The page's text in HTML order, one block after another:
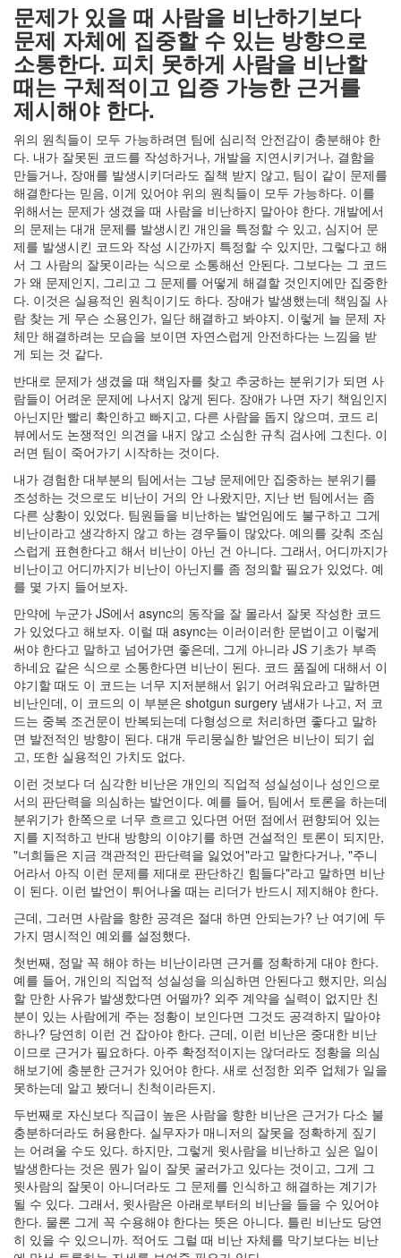
문제가 있을 때 사람을 비난하기보다
문제 자체에 집중할 수 있는 방향으로
소통한다. 피치 못하게 사람을 비난할
때는 구체적이고 입증 가능한 근거를
제시해야 한다.
위의 원칙들이 모두 가능하려면 팀에 심리적 안전감이 충분해야 한
다. 내가 잘못된 코드를 작성하거나, 개발을 지연시키거나, 결함을
만들거나, 장애를 발생시키더라도 질책 받지 않고, 팀이 같이 문제를
해결한다는 믿음, 이게 있어야 위의 원칙들이 모두 가능하다. 이를
위해서는 문제가 생겼을 때 사람을 비난하지 말아야 한다. 개발에서
의 문제는 대개 문제를 발생시킨 개인을 특정할 수 있고, 심지어 문
제를 발생시킨 코드와 작성 시간까지 특정할 수 있지만, 그렇다고 해
서 그 사람의 잘못이라는 식으로 소통해선 안된다. 그보다는 그 코드
가 왜 문제인지, 그리고 그 문제를 어떻게 해결할 것인지에만 집중한
다. 이것은 실용적인 원칙이기도 하다. 장애가 발생했는데 책임질 사
람 찾는 게 무슨 소용인가, 일단 해결하고 봐야지. 이렇게 늘 문제 자
체만 해결하려는 모습을 보이면 자연스럽게 안전하다는 느낌을 받
게 되는 것 같다.
반대로 문제가 생겼을 때 책임자를 찾고 추궁하는 분위기가 되면 사
람들이 어려운 문제에 나서지 않게 된다. 장애가 나면 자기 책임인지
아닌지만 빨리 확인하고 빠지고, 다른 사람을 돕지 않으며, 코드 리
뷰에서도 논쟁적인 의견을 내지 않고 소심한 규칙 검사에 그친다. 이
러면 팀이 죽어가기 시작하는 것이다.
내가 경험한 대부분의 팀에서는 그냥 문제에만 집중하는 분위기를
조성하는 것으로도 비난이 거의 안 나왔지만, 지난 번 팀에서는 좀
다른 상황이 있었다. 팀원들을 비난하는 발언임에도 불구하고 그게
비난이라고 생각하지 않고 하는 경우들이 많았다. 예의를 갖춰 조심
스럽게 표현한다고 해서 비난이 아닌 건 아니다. 그래서, 어디까지가
비난이고 어디까지가 비난이 아닌지를 좀 정의할 필요가 있었다. 예
를 몇 가지 들어보자.
만약에 누군가 JS에서 async의 동작을 잘 몰라서 잘못 작성한 코드
가 있었다고 해보자. 이럴 때 async는 이러이러한 문법이고 이렇게
써야 한다고 말하고 넘어가면 좋은데, 그게 아니라 JS 기초가 부족
하네요 같은 식으로 소통한다면 비난이 된다. 코드 품질에 대해서 이
야기할 때도 이 코드는 너무 지저분해서 읽기 어려워요라고 말하면
비난인데, 이 코드의 이 부분은 shotgun surgery 냄새가 나고, 저 코
드는 중복 조건문이 반복되는데 다형성으로 처리하면 좋다고 말하
면 발전적인 방향이 된다. 대개 두리뭉실한 발언은 비난이 되기 쉽
고, 또한 실용적인 가치도 없다.
이런 것보다 더 심각한 비난은 개인의 직업적 성실성이나 성인으로
서의 판단력을 의심하는 발언이다. 예를 들어, 팀에서 토론을 하는데
분위기가 한쪽으로 너무 흐르고 있다면 어떤 점에서 편향되어 있는
지를 지적하고 반대 방향의 이야기를 하면 건설적인 토론이 되지만,
"너희들은 지금 객관적인 판단력을 잃었어"라고 말한다거나, "주니
어라서 아직 이런 문제를 제대로 판단하긴 힘들다"라고 말하면 비난
이 된다. 이런 발언이 튀어나올 때는 리더가 반드시 제지해야 한다.
근데, 그러면 사람을 향한 공격은 절대 하면 안되는가? 난 여기에 두
가지 명시적인 예외를 설정했다.
첫번째, 정말 꼭 해야 하는 비난이라면 근거를 정확하게 대야 한다.
예를 들어, 개인의 직업적 성실성을 의심하면 안된다고 했지만, 의심
할 만한 사유가 발생핬다면 어떨까? 외주 계약을 실력이 없지만 친
분이 있는 사람에게 주는 정황이 보인다면 그것도 공격하지 말아야
하나? 당연히 이런 건 잡아야 한다. 근데, 이런 비난은 중대한 비난
이므로 근거가 필요하다. 아주 확정적이지는 않더라도 정황을 의심
해보기에 충분한 근거가 있어야 한다. 새로 선정한 외주 업체가 일을
못하는데 알고 봤더니 친척이라든지.
두번째로 자신보다 직급이 높은 사람을 향한 비난은 근거가 다소 불
충분하더라도 허용한다. 실무자가 매니저의 잘못을 정확하게 짚기
는 어려울 수도 있다. 하지만, 그렇게 윗사람을 비난하고 싶은 일이
발생한다는 것은 뭔가 일이 잘못 굴러가고 있다는 것이고, 그게 그
윗사람의 잘못이 아니더라도 그 문제를 인식하고 해결하는 계기가
될 수 있다. 그래서, 윗사람은 아래로부터의 비난을 들을 수 있어야
한다. 물론 그게 꼭 수용해야 한다는 뜻은 아니다. 틀린 비난도 당연
히 있을 수 있으니까. 적어도 그럴 때 비난 자체를 막기보다는 비난